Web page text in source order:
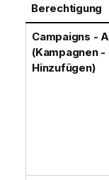
Berechtigung
Campaigns -
(Kampagnen -
Hinzufügen)